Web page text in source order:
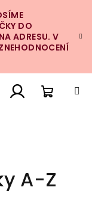
DO
ADRESU. V
A-Z